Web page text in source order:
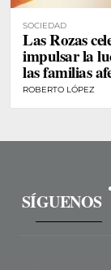
SOCIEDAD
Las Rozas
impulsar la
las familias
ROBERTO LÓPEZ
SÍGUENOS